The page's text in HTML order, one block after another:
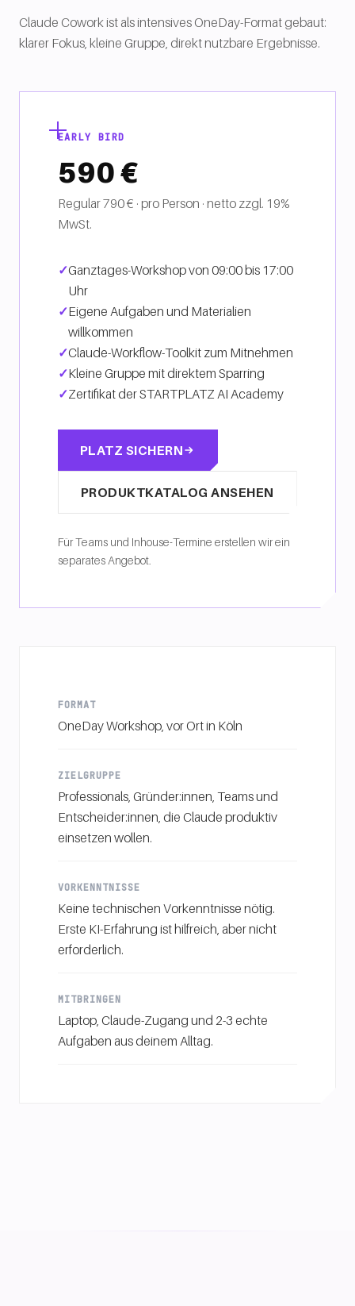
Claude Cowork ist als intensives OneDay-Format gebaut:
klarer Fokus, kleine Gruppe, direkt nutzbare Ergebnisse.
EARLY BIRD
590 €
Regular 790 € · pro Person · netto zzgl. 19%
MwSt.
Ganztages-Workshop von 09:00 bis 17:00
Uhr
Eigene Aufgaben und Materialien
willkommen
Claude-Workflow-Toolkit zum Mitnehmen
Kleine Gruppe mit direktem Sparring
Zertifikat der STARTPLATZ AI Academy
PLATZ SICHERN
PRODUKTKATALOG ANSEHEN
Für Teams und Inhouse-Termine erstellen wir ein
separates Angebot.
FORMAT
OneDay Workshop, vor Ort in Köln
ZIELGRUPPE
Professionals, Gründer:innen, Teams und
Entscheider:innen, die Claude produktiv
einsetzen wollen.
VORKENNTNISSE
Keine technischen Vorkenntnisse nötig.
Erste KI-Erfahrung ist hilfreich, aber nicht
erforderlich.
MITBRINGEN
Laptop, Claude-Zugang und 2-3 echte
Aufgaben aus deinem Alltag.